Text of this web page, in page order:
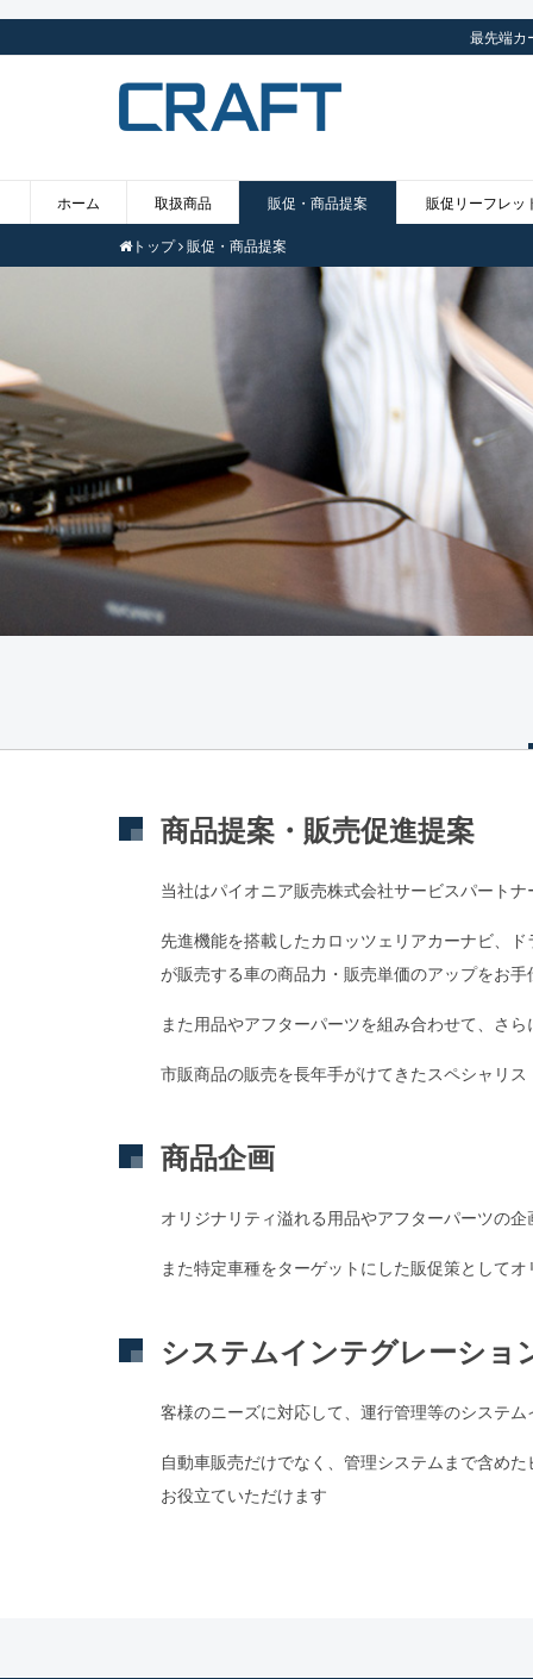
最先端カ
ホーム 取扱商品 販促・商品提案 販促リーフレッ
トップ 販促・商品提案
商品提案・販売促進提案
当社はパイオニア販売株式会社サービスパートナ
先進機能を搭載したカロッツェリアカーナビ、
が販売する車の商品力・販売単価のアップをお手
また用品やアフターパーツを組み合わせて、さ
市販商品の販売を長年手がけてきたスペシャリ
商品企画
オリジナリティ溢れる用品やアフターパーツの
また特定車種をターゲットにした販促策として
システムインテグレーショ
客様のニーズに対応して、運行管理等のシステ
自動車販売だけでなく、管理システムまで含め
お役立ていただけます